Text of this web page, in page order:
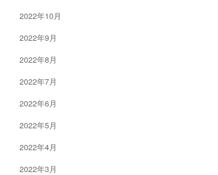
2022年10月
2022年9月
2022年8月
2022年7月
2022年6月
2022年5月
2022年4月
2022年3月